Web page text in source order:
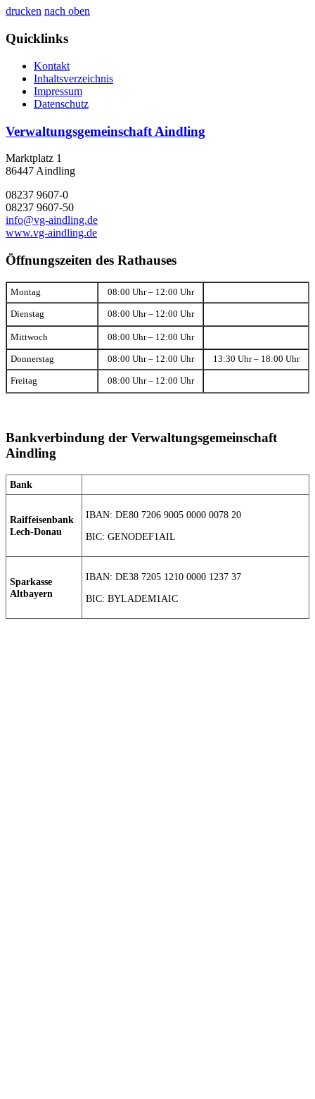
drucken nach oben
Quicklinks
Kontakt
Inhaltsverzeichnis
Impressum
Datenschutz
Verwaltungsgemeinschaft Aindling
Marktplatz 1
86447 Aindling
08237 9607-0
08237 9607-50
info@vg-aindling.de
www.vg-aindling.de
Öffnungszeiten des Rathauses
Montag 08:00 Uhr – 12:00 Uhr
Dienstag 08:00 Uhr – 12:00 Uhr
Mittwoch 08:00 Uhr – 12:00 Uhr
Donnerstag 08:00 Uhr – 12:00 Uhr 13:30 Uhr – 18:00 Uhr
Freitag 08:00 Uhr – 12:00 Uhr
Bankverbindung der Verwaltungsgemeinschaft
Aindling
Bank
Raiffeisenbank
Lech-Donau
IBAN: DE80 7206 9005 0000 0078 20
BIC: GENODEF1AIL
Sparkasse
Altbayern
IBAN: DE38 7205 1210 0000 1237 37
BIC: BYLADEM1AIC